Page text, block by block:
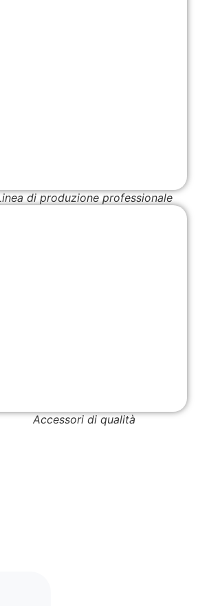
di produzione professionale
Accessori di qualità